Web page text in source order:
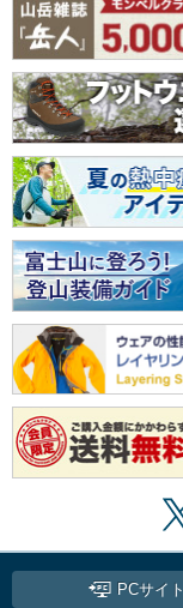
PCサイト